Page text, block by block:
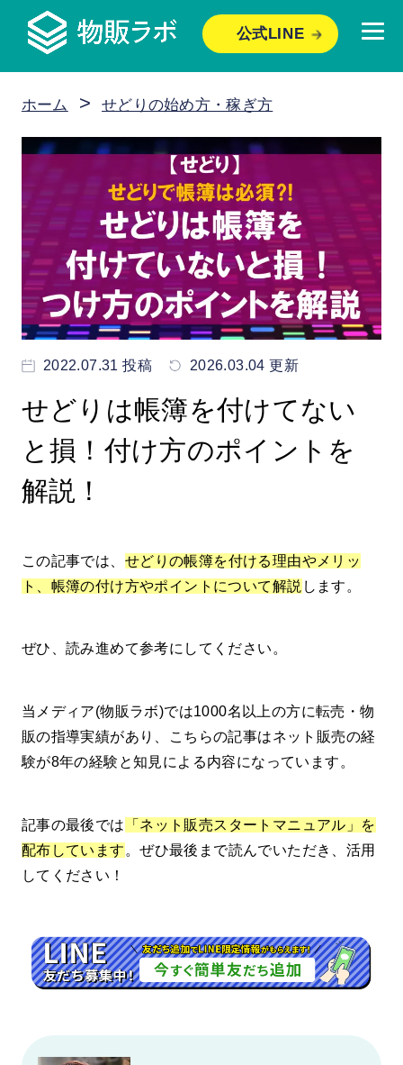
公式LINE
ホーム > せどりの始め方・稼ぎ方
2022.07.31 投稿 2026.03.04 更新
せどりは帳簿を付けてない
と損！付け方のポイントを
解説！
この記事では、 せどりの帳簿を付ける理由やメリッ
ト、帳簿の付け方やポイントについて解説 します。
ぜひ、読み進めて参考にしてください。
当メディア(物販ラボ)では1000名以上の方に転売・物
販の指導実績があり、こちらの記事はネット販売の経
験が8年の経験と知見による内容になっています。
記事の最後では 「ネット販売スタートマニュアル」
を
配布しています 。ぜひ最後まで読んでいただき、活用
してください！